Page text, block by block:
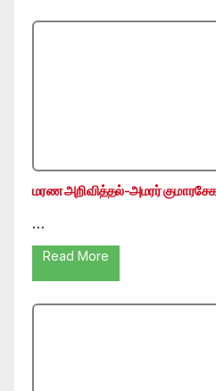
மரண அறிவித்தல்-அமரர்
…
Read More